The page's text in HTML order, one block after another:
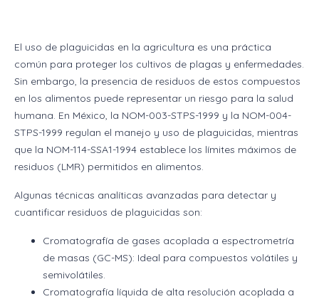
El uso de plaguicidas en la agricultura es una práctica
común para proteger los cultivos de plagas y enfermedades.
Sin embargo, la presencia de residuos de estos compuestos
en los alimentos puede representar un riesgo para la salud
humana. En México, la NOM-003-STPS-1999 y la NOM-004-
STPS-1999 regulan el manejo y uso de plaguicidas, mientras
que la NOM-114-SSA1-1994 establece los límites máximos de
residuos (LMR) permitidos en alimentos.
Algunas técnicas analíticas avanzadas para detectar y
cuantificar residuos de plaguicidas son:
Cromatografía de gases acoplada a espectrometría
de masas (GC-MS): Ideal para compuestos volátiles y
semivolátiles.
Cromatografía líquida de alta resolución acoplada a